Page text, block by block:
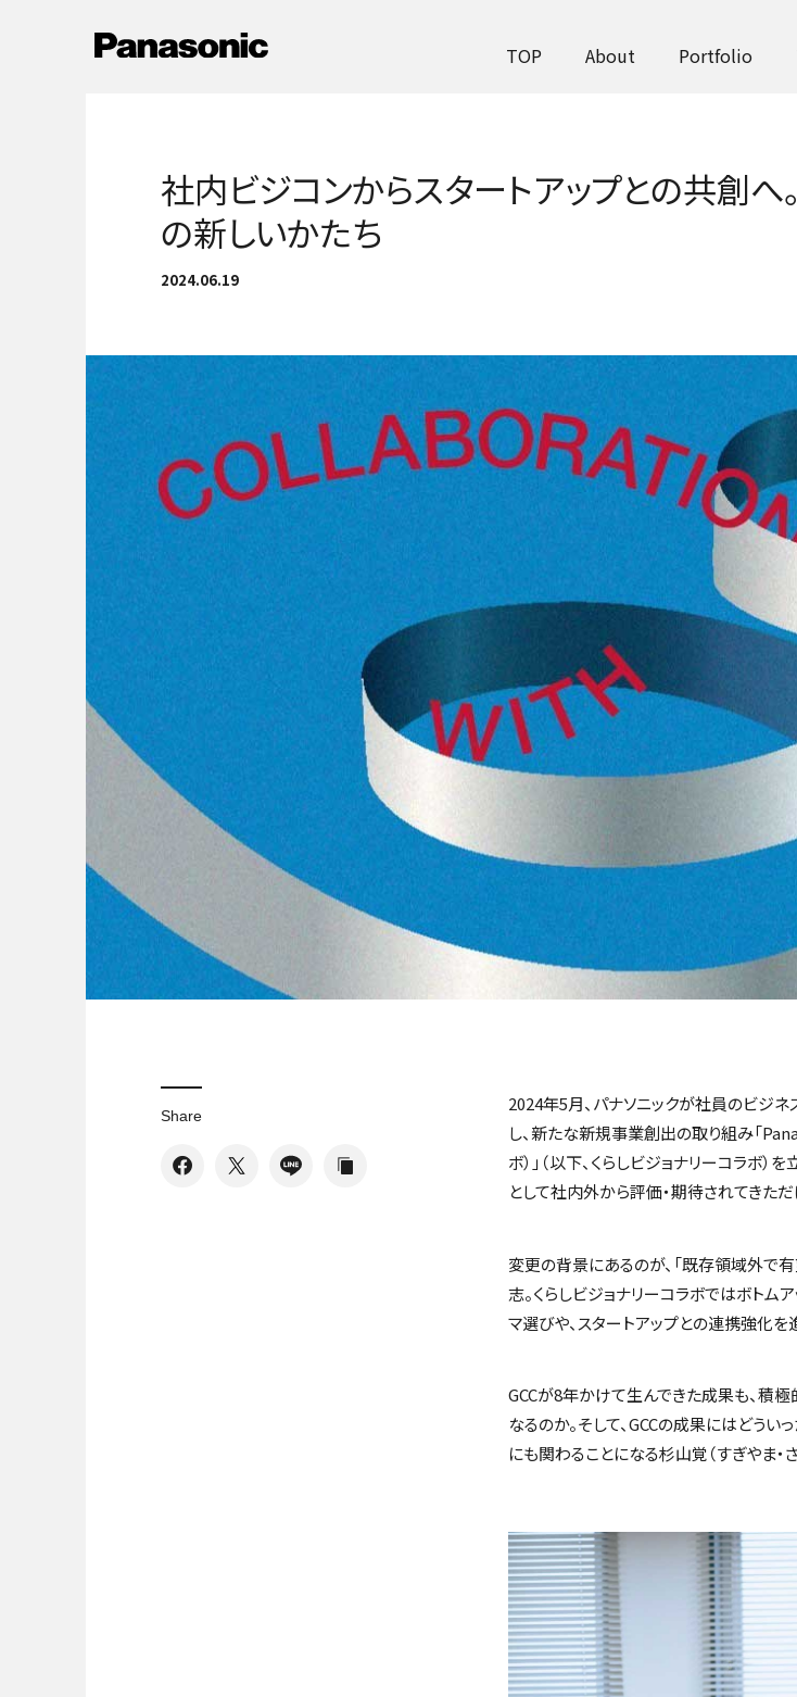
TOP About Portfolio
Newsへ戻る
社内ビジコンからスタートアップとの共創
の新しいかたち
2024.06.19
Share
2024年5月、パナソニックが社員のビジ
し、新たな新規事業創出の取り組み「
ボ）」（以下、くらしビジョナリーコラボ
として社内外から評価・期待されてきた
変更の背景にあるのが、「既存領域外で
志。くらしビジョナリーコラボではボトム
マ選びや、スタートアップとの連携強化を
GCCが8年かけて生んできた成果も、積極
なるのか。そして、GCCの成果にはどうい
にも関わることになる杉山覚（すぎやま・